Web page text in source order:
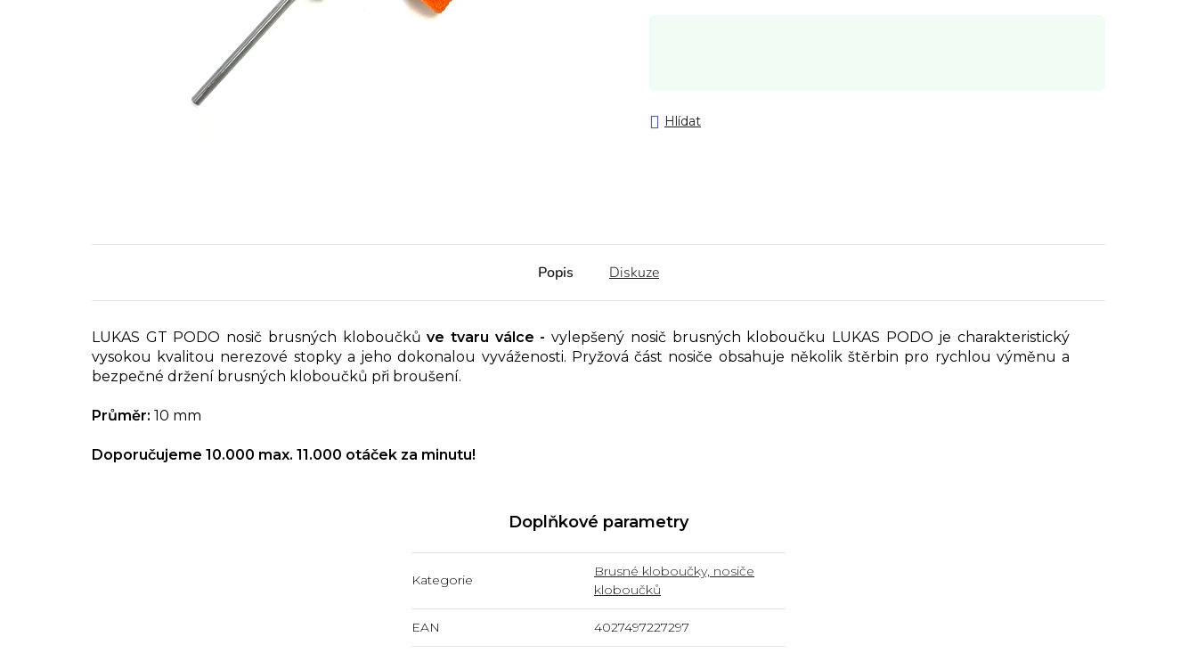
Hlídat
Popis Diskuze
LUKAS GT PODO nosič brusných kloboučků ve tvaru válce - vylepšený nosič brusných kloboučku LUKAS PODO je charakteristický
vysokou kvalitou nerezové stopky a jeho dokonalou vyváženosti. Pryžová část nosiče obsahuje několik štěrbin pro rychlou výměnu a
bezpečné držení brusných kloboučků při broušení.
Průměr: 10 mm
Doporučujeme 10.000 max. 11.000 otáček za minutu!
Doplňkové parametry
Kategorie
Brusné kloboučky, nosiče
kloboučků
EAN 4027497227297